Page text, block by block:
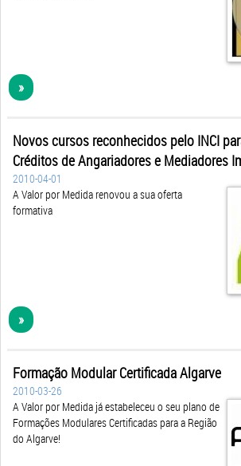
»
Novos cursos reconhecidos pelo INCI
Créditos de Angariadores e Mediadores
2010-04-01
A Valor por Medida renovou a sua oferta
formativa
»
Formação Modular Certificada Algarve
2010-03-26
A Valor por Medida já estabeleceu o seu plano de
Formações Modulares Certificadas para a Região
do Algarve!